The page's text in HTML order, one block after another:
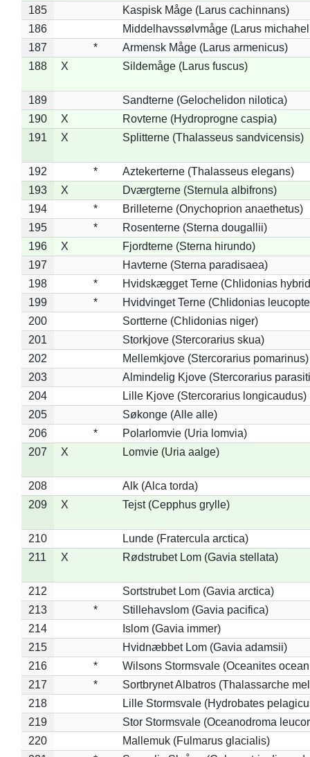
185
Kaspisk Måge (Larus cachinnans)
186
Middelhavssølvmåge (Larus
187
*
Armensk Måge (Larus armenicus)
188
X Sildemåge (Larus fuscus)
189
Sandterne (Gelochelidon nilotica)
190
X
Rovterne (Hydroprogne caspia)
191
X Splitterne (Thalasseus sandvicensis)
192 *
Aztekerterne (Thalasseus elegans)
193
X
Dværgterne (Sternula albifrons)
194
*
Brilleterne (Onychoprion anaethetus)
195
*
Rosenterne (Sterna dougallii)
196
X
Fjordterne (Sterna hirundo)
197
Havterne (Sterna paradisaea)
198
*
Hvidskægget Terne (Chlidonias
199
*
Hvidvinget Terne (Chlidonias
200
Sortterne (Chlidonias niger)
201
Storkjove (Stercorarius skua)
202
Mellemkjove (Stercorarius pomarinus)
203
Almindelig Kjove (Stercorarius
204
Lille Kjove (Stercorarius longicaudus)
205
Søkonge (Alle alle)
206
*
Polarlomvie (Uria lomvia)
207
X Lomvie (Uria aalge)
208
Alk (Alca torda)
209
X Tejst (Cepphus grylle)
210
Lunde (Fratercula arctica)
211
X Rødstrubet Lom (Gavia stellata)
212
Sortstrubet Lom (Gavia arctica)
213
*
Stillehavslom (Gavia pacifica)
214
Islom (Gavia immer)
215
Hvidnæbbet Lom (Gavia adamsii)
216
*
Wilsons Stormsvale (Oceanites
217
*
Sortbrynet Albatros (Thalassarche
218
Lille Stormsvale (Hydrobates
219
Stor Stormsvale (Oceanodroma
220
Mallemuk (Fulmarus glacialis)